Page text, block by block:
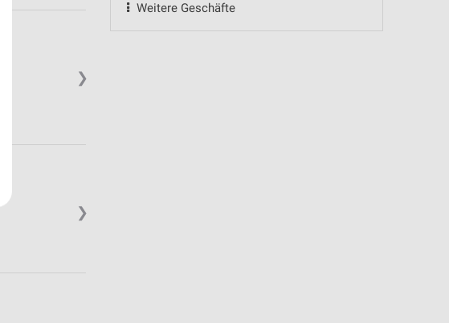
Weitere Geschäfte
❯
❯